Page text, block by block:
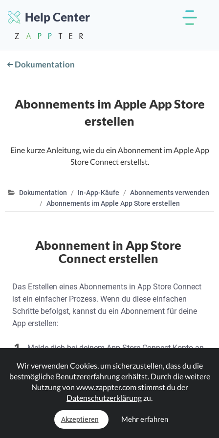
Help Center
Dokumentation
Abonnements im Apple App Store
erstellen
Eine kurze Anleitung, wie du ein Abonnement im Apple App
Store Connect erstellst.
Dokumentation In-App-Käufe
Abonnements verwenden
Abonnements im Apple App Store erstellen
Abonnement in App Store
Connect erstellen
Das Erstellen eines Abonnements in App Store Connect
ist ein einfacher Prozess. Wenn du diese einfachen
Schritte befolgst, kannst du ein Abonnement für deine
App erstellen:
1.Melde dich bei deinem App Store Connect Konto an,
indem du die offizielle Website
https://appstoreconnect.apple.com/besuchst.
Klicke auf "Meine Apps" und wähle die App aus, für
die du ein Abonnement erstellen möchtest
Wir verwenden Cookies, um sicherzustellen, dass du die
bestmögliche Benutzererfahrung erhältst. Durch die weitere
Nutzung von www.zappter.com stimmst du der
Datenschutzerklärungzu.
Akzeptieren Mehr erfahren